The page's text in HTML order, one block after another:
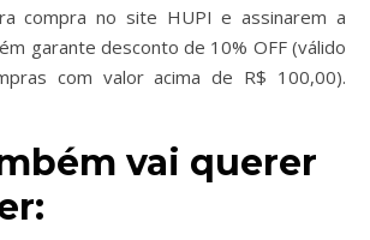
compra no site HUPI e assinarem a
garante desconto de 10% OFF (válido
com valor acima de R$ 100,00).
vai querer